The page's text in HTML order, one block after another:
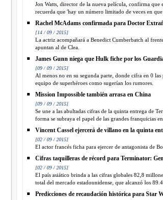
Jon Watts, director de la nueva película, confirma
recuerda que 'hay un número limitado de veces en
Rachel McAdams confirmada para Doctor
[14 / 09 / 2015]
La actriz acompañará a Benedict Cumberbatch al
apuntan al de Clea.
James Gunn niega que Hulk fiche por los
[09 / 09 / 2015]
Al menos no en su segunda parte, donde cifra en 0
equipo de superhéroes como sugerían los rumores.
Mission Impossible también arrasa en China
[09 / 09 / 2015]
Se une a las abultadas cifras de la quinta entrega de
forma se subraya el papel de las grandes franquicias en
Vincent Cassel ejercerá de villano en la quinta
[02 / 09 / 2015]
El actor francés ficha para ejercer de antagonista de
Cifras taquilleras de récord para Terminator:
[02 / 09 / 2015]
El país asiático brinda a las cifras globales 82,8
total del mercado estadounidense, que alcanzó los 89.4.
Predicciones de recaudación histórica para Star